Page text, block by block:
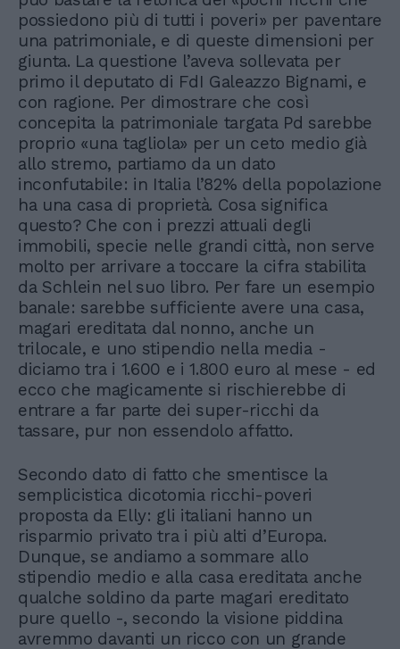
possiedono più di tutti i poveri» per paventare
una patrimoniale, e di queste dimensioni per
giunta. La questione l’aveva sollevata per
primo il deputato di FdI Galeazzo Bignami, e
con ragione. Per dimostrare che così
concepita la patrimoniale targata Pd sarebbe
proprio «una tagliola» per un ceto medio già
allo stremo, partiamo da un dato
inconfutabile: in Italia l’82% della popolazione
ha una casa di proprietà. Cosa significa
questo? Che con i prezzi attuali degli
immobili, specie nelle grandi città, non serve
molto per arrivare a toccare la cifra stabilita
da Schlein nel suo libro. Per fare un esempio
banale: sarebbe sufficiente avere una casa,
magari ereditata dal nonno, anche un
trilocale, e uno stipendio nella media -
diciamo tra i 1.600 e i 1.800 euro al mese - ed
ecco che magicamente si rischierebbe di
entrare a far parte dei super-ricchi da
tassare, pur non essendolo affatto.
Secondo dato di fatto che smentisce la
semplicistica dicotomia ricchi-poveri
proposta da Elly: gli italiani hanno un
risparmio privato tra i più alti d’Europa.
Dunque, se andiamo a sommare allo
stipendio medio e alla casa ereditata anche
qualche soldino da parte magari ereditato
pure quello -, secondo la visione piddina
avremmo davanti un ricco con un grande